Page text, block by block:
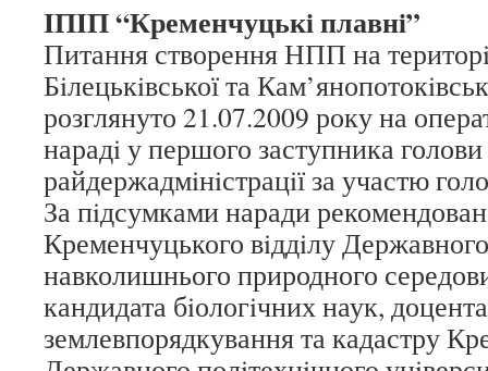
IПIП “Кременчуцькi плавнi”
Питання створення НПП на
Бiлецькiвської та
розглянуто 21.07.2009 року на
нарадi у першого заступника голови
райдержадмiнiстрацiї за участю
За пiдсумками наради
Кременчуцького вiддiлу
навколишнього природного
кандидата бiологiчних наук,
землевпорядкування та кадастру